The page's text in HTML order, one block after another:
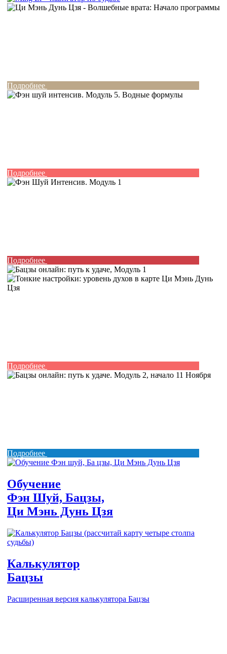
Подробнее
Подробнее
Подробнее
Подробнее
Подробнее
Обучение
Фэн Шуй, Бацзы,
Ци Мэнь Дунь Цзя
Калькулятор
Бацзы
Расширенная версия калькулятора Бацзы